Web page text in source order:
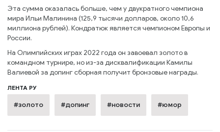
Эта сумма оказалась больше, чем у двукратного чемпиона
мира Ильи Малинина (125,9 тысячи долларов, около 10,6
миллиона рублей). Кондратюк является чемпионом Европы и
России.
На Олимпийских играх 2022 года он завоевал золото в
командном турнире, но из-за дисквалификации Камилы
Валиевой за допинг сборная получит бронзовые награды.
ЛЕНТА РУ
#золото #допинг #новости #юмор